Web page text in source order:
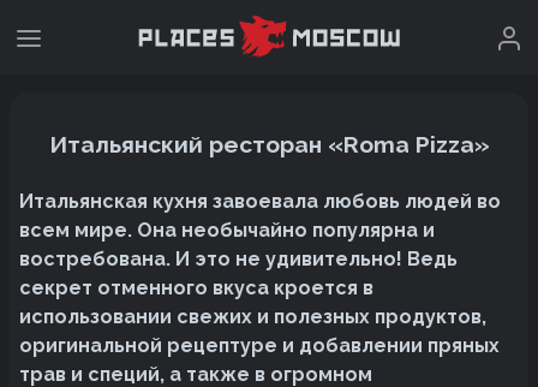
Итальянский ресторан «Roma Pizza»
Итальянская кухня завоевала любовь людей во
всем мире. Она необычайно популярна и
востребована. И это не удивительно! Ведь
секрет отменного вкуса кроется в
использовании свежих и полезных продуктов,
оригинальной рецептуре и добавлении пряных
трав и специй, а также в огромном